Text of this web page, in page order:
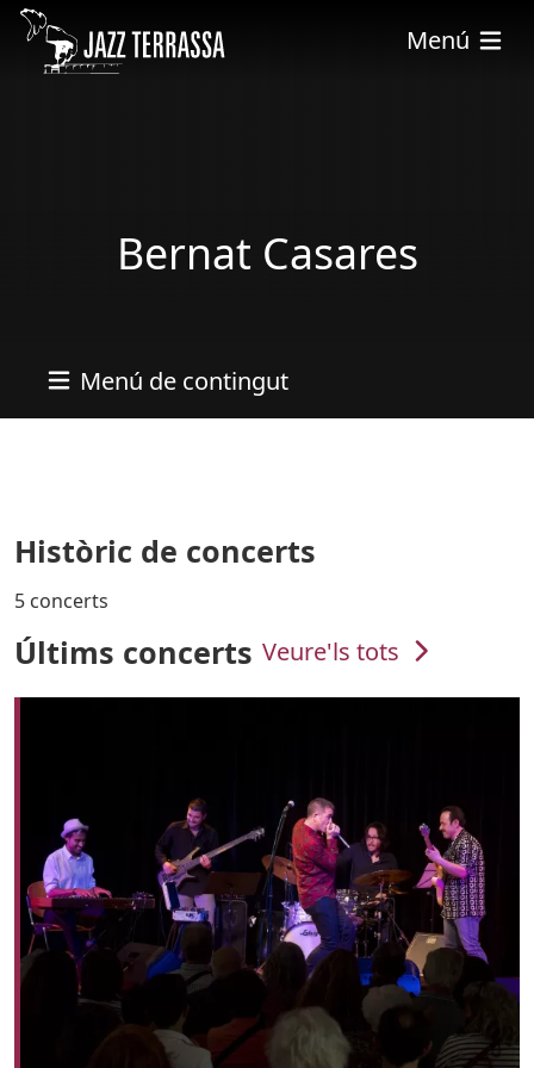
Vés al contingut
Menú
Bernat Casares
Menú de contingut
Històric de concerts
5 concerts
Últims concerts Veure'ls tots